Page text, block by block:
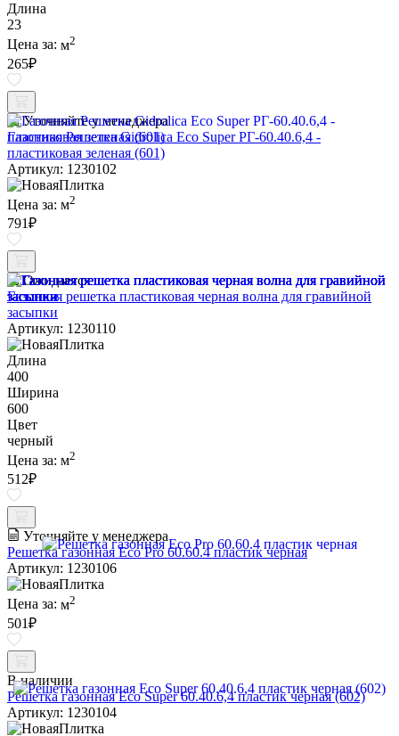
Длина
23
Цена за: м2
265₽
Уточняйте у менеджера
Газонная Решетка Gidrolica Eco Super РГ-60.40.6,4 -
пластиковая зеленая (601)
Артикул: 1230102
Цена за: м2
791₽
Ожидается
Газонная решетка пластиковая черная волна для гравийной
засыпки
Артикул: 1230110
Длина
400
Ширина
600
Цвет
черный
Цена за: м2
512₽
Уточняйте у менеджера
Решетка газонная Eco Pro 60.60.4 пластик черная
Артикул: 1230106
Цена за: м2
501₽
В наличии
Решетка газонная Eco Super 60.40.6,4 пластик черная (602)
Артикул: 1230104